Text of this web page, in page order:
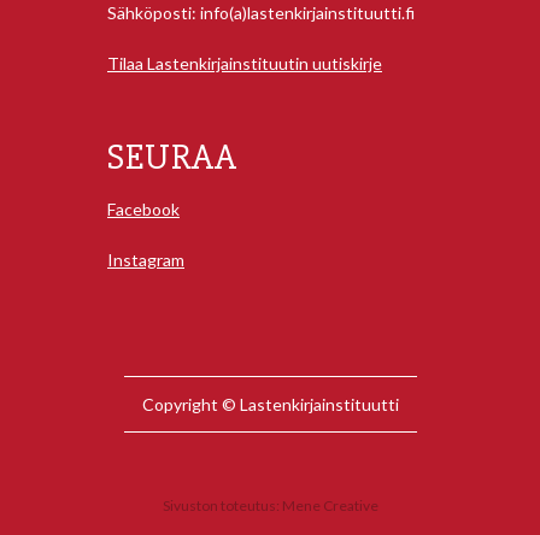
Sähköposti: info(a)lastenkirjainstituutti.fi
Tilaa Lastenkirjainstituutin uutiskirje
SEURAA
Facebook
Instagram
Copyright © Lastenkirjainstituutti
Sivuston toteutus: Mene Creative